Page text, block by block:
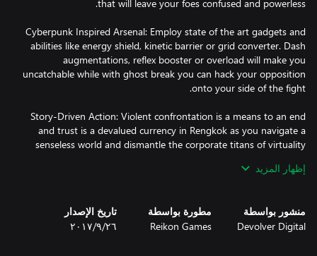
Cyberpunk Inspired Arsenal: Employ state of the art gadgets and
abilities like energy shield, kinetic barrier or grid converter. Dash
augmentations, reflex booster or overload will make you
uncatchable while with ghost break you can hack your opposition
Story-Driven Action: Violent confrontation is a means to an end
and trust is a devalued currency in Rengkok as you navigate a
senseless world and dismantle the corporate titans of virtuality
إظهار المزيد
منشور بواسطة
Devolver Digital
مطورة بواسطة
Reikon Games
تاريخ الإصدار
٢٦‏/٩‏/٢٠١٧